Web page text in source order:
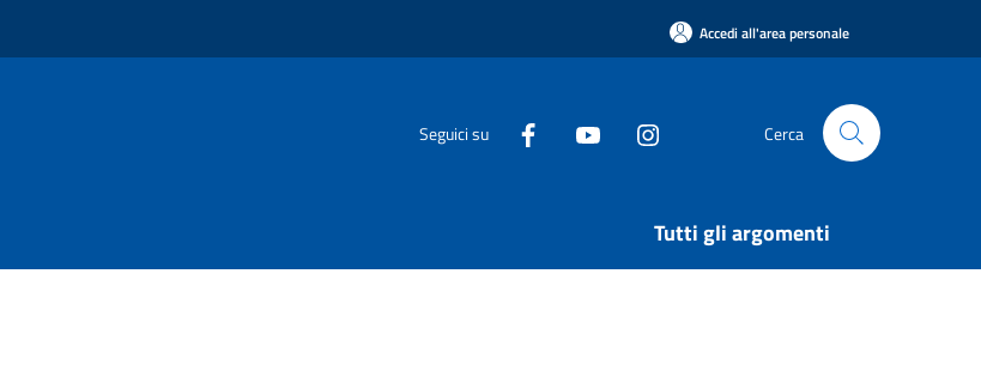
Accedi all'area personale
Seguici su Cerca
Tutti gli argomenti